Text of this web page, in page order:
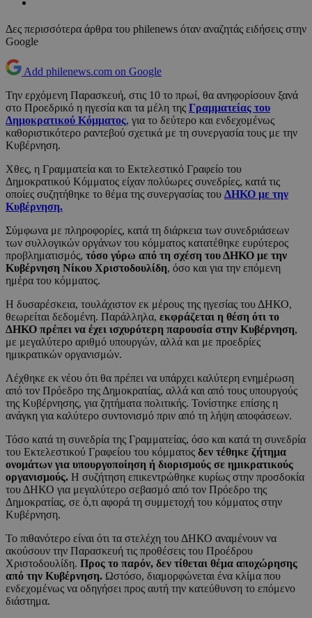
Δες περισσότερα άρθρα του philenews όταν αναζητάς ειδήσεις στην
Google
Add philenews.com on Google
Την ερχόμενη Παρασκευή, στις 10 το πρωί, θα ανηφορίσουν ξανά
στο Προεδρικό η ηγεσία και τα μέλη της Γραμματείας του
Δημοκρατικού Κόμματος, για το δεύτερο και ενδεχομένως
καθοριστικότερο ραντεβού σχετικά με τη συνεργασία τους με την
Κυβέρνηση.
Χθες, η Γραμματεία και το Εκτελεστικό Γραφείο του
Δημοκρατικού Κόμματος είχαν πολύωρες συνεδρίες, κατά τις
οποίες συζητήθηκε το θέμα της συνεργασίας του ΔΗΚΟ με την
Κυβέρνηση.
Σύμφωνα με πληροφορίες, κατά τη διάρκεια των συνεδριάσεων
των συλλογικών οργάνων του κόμματος κατατέθηκε ευρύτερος
προβληματισμός, τόσο γύρω από τη σχέση του ΔΗΚΟ με την
Κυβέρνηση Νίκου Χριστοδουλίδη, όσο και για την επόμενη
ημέρα του κόμματος.
Η δυσαρέσκεια, τουλάχιστον εκ μέρους της ηγεσίας του ΔΗΚΟ,
θεωρείται δεδομένη. Παράλληλα, εκφράζεται η θέση ότι το
ΔΗΚΟ πρέπει να έχει ισχυρότερη παρουσία στην Κυβέρνηση,
με μεγαλύτερο αριθμό υπουργών, αλλά και με προεδρίες
ημικρατικών οργανισμών.
Λέχθηκε εκ νέου ότι θα πρέπει να υπάρχει καλύτερη ενημέρωση
από τον Πρόεδρο της Δημοκρατίας, αλλά και από τους υπουργούς
της Κυβέρνησης, για ζητήματα πολιτικής. Τονίστηκε επίσης η
ανάγκη για καλύτερο συντονισμό πριν από τη λήψη αποφάσεων.
Τόσο κατά τη συνεδρία της Γραμματείας, όσο και κατά τη συνεδρία
του Εκτελεστικού Γραφείου του κόμματος δεν τέθηκε ζήτημα
ονομάτων για υπουργοποίηση ή διορισμούς σε ημικρατικούς
οργανισμούς. Η συζήτηση επικεντρώθηκε κυρίως στην προσδοκία
του ΔΗΚΟ για μεγαλύτερο σεβασμό από τον Πρόεδρο της
Δημοκρατίας, σε ό,τι αφορά τη συμμετοχή του κόμματος στην
Κυβέρνηση.
Το πιθανότερο είναι ότι τα στελέχη του ΔΗΚΟ αναμένουν να
ακούσουν την Παρασκευή τις προθέσεις του Προέδρου
Χριστοδουλίδη. Προς το παρόν, δεν τίθεται θέμα αποχώρησης
από την Κυβέρνηση. Ωστόσο, διαμορφώνεται ένα κλίμα που
ενδεχομένως να οδηγήσει προς αυτή την κατεύθυνση το επόμενο
διάστημα.